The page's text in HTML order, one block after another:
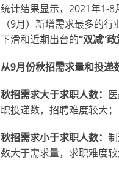
统计结果显示，2021年1-
（9月）新增需求最多的
下滑和近期出台的“双减”
从9月份秋招需求量和投递
秋招需求大于求职人数：
职投递数，招聘难度较大；
秋招需求小于求职人数：
数大于需求量，求职难度较